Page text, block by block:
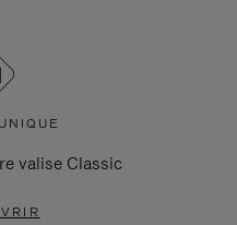
valise Classic